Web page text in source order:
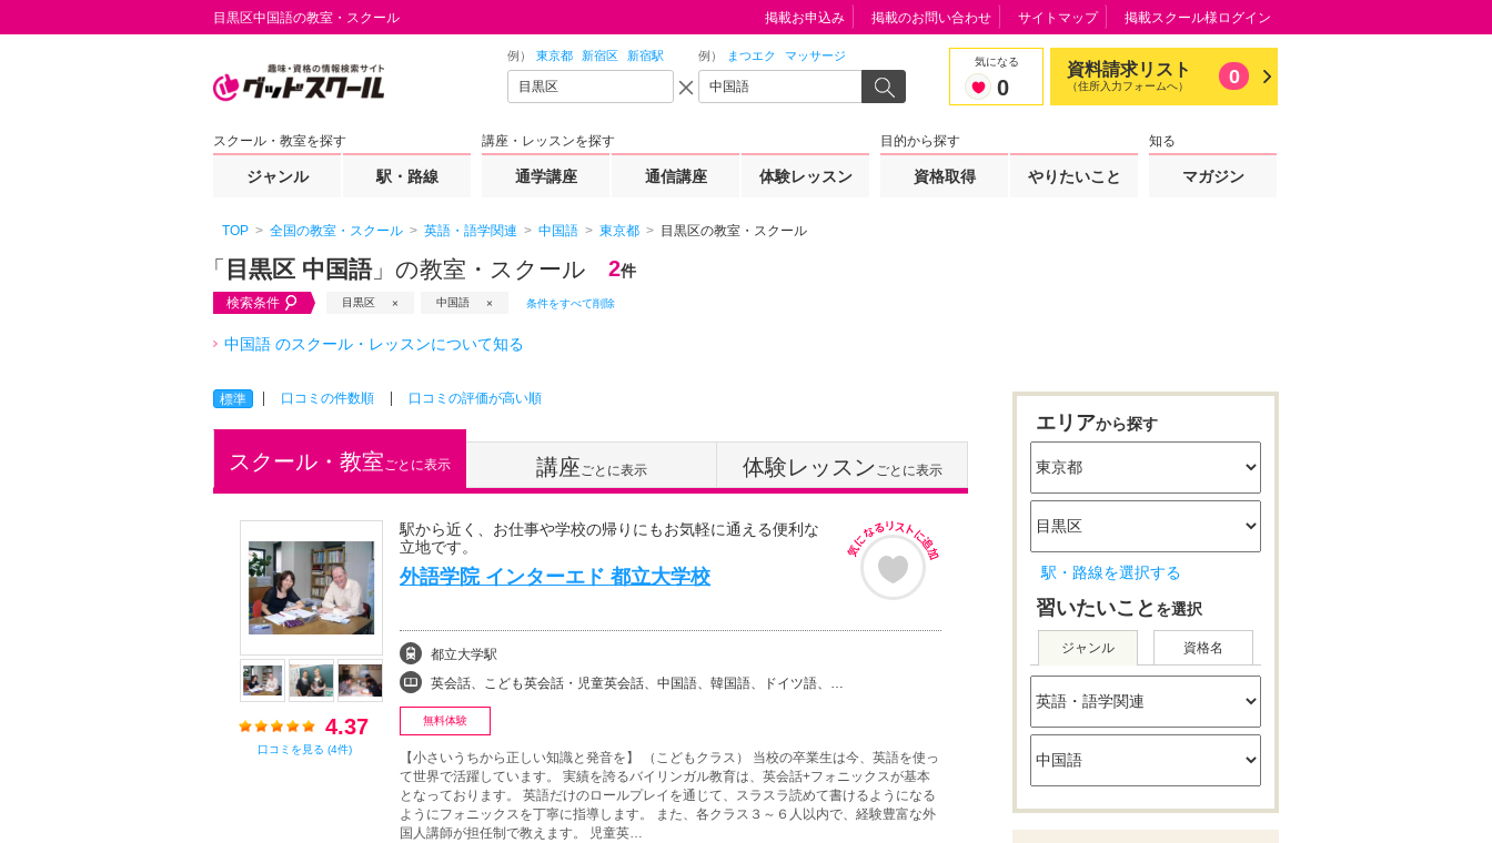
目黒区中国語の教室・スクール
例） 東京都 新宿区 新宿駅 例） まつエク マッサージ 気になる
0
資料請求リスト
（住所入力フォームへ） 0
スクール・教室を探す
ジャンル 駅・路線
講座・レッスンを探す
通学講座 通信講座 体験レッスン
目的から探す
資格取得 やりたいこと
知る
マガジン
掲載お申込み 掲載のお問い合わせ サイトマップ 掲載スクール様ログイン
TOP 全国の教室・スクール 英語・語学関連 中国語 東京都 目黒区の教室・スクール
「 目黒区 中国語」の教室・スクール 2件
検索条件 目黒区 中国語 条件をすべて削除
中国語 のスクール・レッスンについて知る
標準 口コミの件数順 口コミの評価が高い順
スクール・教室ごとに表示 講座ごとに表示 体験レッスンごとに表示
4.37
口コミを見る (4件)
駅から近く、お仕事や学校の帰りにもお気軽に通える便利な
立地です。
外語学院 インターエド 都立大学校
都立大学駅
英会話、こども英会話・児童英会話、中国語、韓国語、ドイツ語、フランス語、スペイン語、英語・語学その他、ビジネススキルアッ…
無料体験
【小さいうちから正しい知識と発音を】 （こどもクラス） 当校の卒業生は今、英語を使っ
て世界で活躍しています。 実績を誇るバイリンガル教育は、英会話+フォニックスが基本
となっております。 英語だけのロールプレイを通じて、スラスラ読めて書けるようになる
ようにフォニックスを丁寧に指導します。 また、各クラス３～６人以内で、経験豊富な外
国人講師が担任制で教えます。 児童英…
エリアから探す
駅・路線を選択する
習いたいこと を選択
ジャンル 資格名